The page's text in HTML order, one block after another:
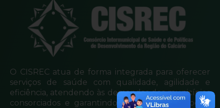
O CISREC atua de forma integrada para oferecer
serviços de saúde com qualidade, agilidade e
eficiência, atendendo às demandas dos municípios
consorciados e garantindo mais cuidado e bem-